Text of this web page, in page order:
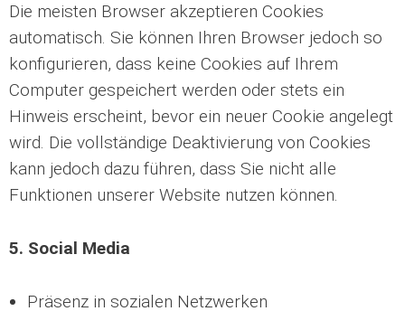
Die meisten Browser akzeptieren Cookies
automatisch. Sie können Ihren Browser jedoch so
konfigurieren, dass keine Cookies auf Ihrem
Computer gespeichert werden oder stets ein
Hinweis erscheint, bevor ein neuer Cookie angelegt
wird. Die vollständige Deaktivierung von Cookies
kann jedoch dazu führen, dass Sie nicht alle
Funktionen unserer Website nutzen können.
5. Social Media
Präsenz in sozialen Netzwerken